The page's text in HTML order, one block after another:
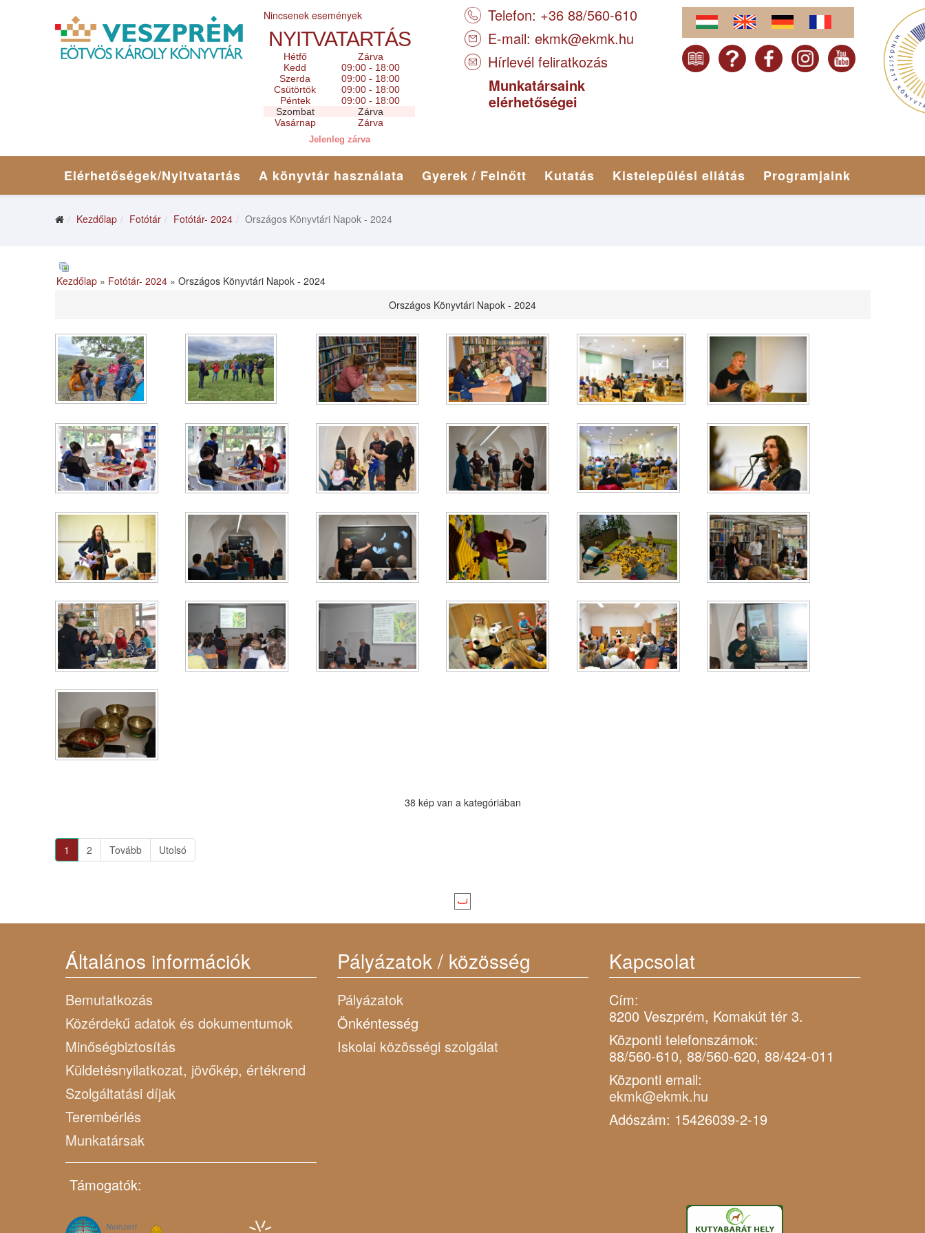
Nincsenek események
NYITVATARTÁS
Hétfő
Zárva
Kedd
09:00 - 18:00
Szerda
09:00 - 18:00
Csütörtök
09:00 - 18:00
Péntek
09:00 - 18:00
Szombat
Zárva
Vasárnap
Zárva
Jelenleg zárva
Telefon: +36 88/560-610
E-mail: ekmk@ekmk.hu
Hírlevél feliratkozás
Munkatársaink
elérhetőségei
Elérhetőségek/Nyitvatartás A könyvtár használata Gyerek / Felnőtt Kutatás Kistelepülési ellátás Programjaink
Kezdőlap Fotótár Fotótár- 2024 Országos Könyvtári Napok - 2024
Kezdőlap» Fotótár- 2024» Országos Könyvtári Napok - 2024
Országos Könyvtári Napok - 2024
38 kép van a kategóriában
1 2 Tovább Utolsó
Általános információk
Bemutatkozás
Közérdekű adatok és dokumentumok
Minőségbiztosítás
Küldetésnyilatkozat, jövőkép, értékrend
Szolgáltatási díjak
Terembérlés
Munkatársak
Támogatók:
Pályázatok / közösség
Pályázatok
Önkéntesség
Iskolai közösségi szolgálat
Kapcsolat
Cím:
8200 Veszprém, Komakút tér 3.
Központi telefonszámok:
88/560-610, 88/560-620, 88/424-011
Központi email:
ekmk@ekmk.hu
Adószám: 15426039-2-19